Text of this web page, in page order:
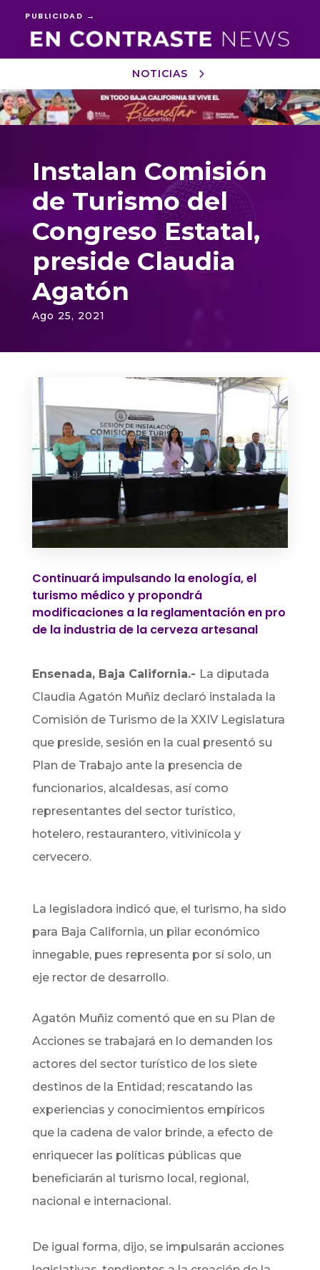
PUBLICIDAD →
NOTICIAS
Reproductor
de
vídeo
Instalan Comisión
de Turismo del
Congreso Estatal,
preside Claudia
Agatón
Ago 25, 2021
Continuará impulsando la enología, el
turismo médico y propondrá
modificaciones a la reglamentación en pro
de la industria de la cerveza artesanal
Ensenada, Baja California.- La diputada
Claudia Agatón Muñiz declaró instalada la
Comisión de Turismo de la XXIV Legislatura
que preside, sesión en la cual presentó su
Plan de Trabajo ante la presencia de
funcionarios, alcaldesas, así como
representantes del sector turístico,
hotelero, restaurantero, vitivinícola y
cervecero.
La legisladora indicó que, el turismo, ha sido
para Baja California, un pilar económico
innegable, pues representa por sí solo, un
eje rector de desarrollo.
Agatón Muñiz comentó que en su Plan de
Acciones se trabajará en lo demanden los
actores del sector turístico de los siete
destinos de la Entidad; rescatando las
experiencias y conocimientos empíricos
que la cadena de valor brinde, a efecto de
enriquecer las políticas públicas que
beneficiarán al turismo local, regional,
nacional e internacional.
De igual forma, dijo, se impulsarán acciones